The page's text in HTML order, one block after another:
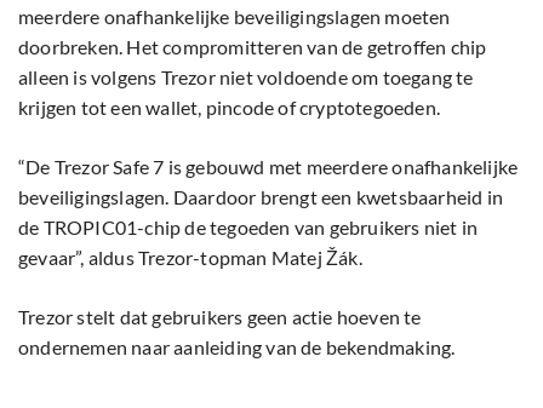
meerdere onafhankelijke beveiligingslagen moeten
doorbreken. Het compromitteren van de getroffen chip
alleen is volgens Trezor niet voldoende om toegang te
krijgen tot een wallet, pincode of cryptotegoeden.
“De Trezor Safe 7 is gebouwd met meerdere onafhankelijke
beveiligingslagen. Daardoor brengt een kwetsbaarheid in
de TROPIC01-chip de tegoeden van gebruikers niet in
gevaar”, aldus Trezor-topman Matej Žák.
Trezor stelt dat gebruikers geen actie hoeven te
ondernemen naar aanleiding van de bekendmaking.